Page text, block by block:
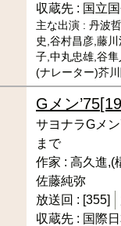
収蔵先 : 国立
主な出演 : 丹波
史,谷村昌彦,藤
子,中丸忠雄,谷
(ナレーター)芥
Gメン’75
サヨナラGメ
まで
作家 : 高久進,(
佐藤純弥
放送回 : [355]
収蔵先 : 国際